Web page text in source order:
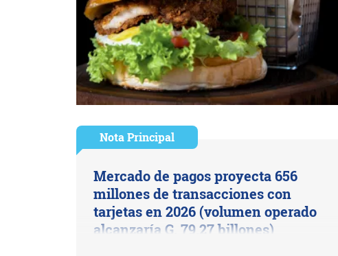
Nota Principal
Mercado de pagos proyecta 656
millones de transacciones con
tarjetas en 2026 (volumen operado
alcanzaría G. 79,27 billones)